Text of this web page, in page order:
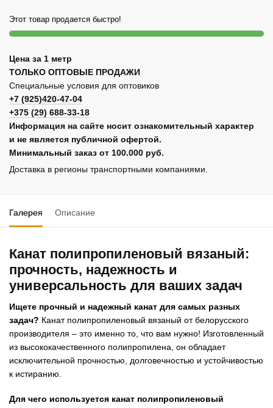
Этот товар продается быстро!
Цена за 1 метр
ТОЛЬКО ОПТОВЫЕ ПРОДАЖИ
Специальные условия для оптовиков
+7 (925)420-47-04
+375 (29) 688-33-18
Информация на сайте носит ознакомительный характер
и не является публичной офертой.
Минимальный заказ от 100.000 руб.
Доставка в регионы транспортными компаниями.
Галерея Описание
Канат полипропиленовый вязаный:
прочность, надежность и
универсальность для ваших задач
Ищете прочный и надежный канат для самых разных
задач? Канат полипропиленовый вязаный от белорусского
производителя – это именно то, что вам нужно! Изготовленный
из высококачественного полипропилена, он обладает
исключительной прочностью, долговечностью и устойчивостью
к истиранию.
Для чего используется канат полипропиленовый